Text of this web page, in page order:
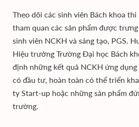
Theo dõi các sinh viên Bách khoa
tham quan các sản phẩm được
sinh viên NCKH và sáng tạo, PGS.
Hiệu trưởng Trường Đại học Bách
định những kết quả NCKH ứng dụng
có đầu tư, hoàn toàn có thể triển
ty Start-up hoặc những sản phẩm
trường.